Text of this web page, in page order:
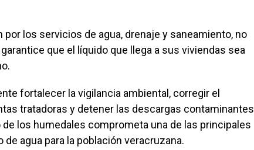
por los servicios de agua, drenaje y saneamiento, no
que el líquido que llega a sus viviendas sea
fortalecer la vigilancia ambiental, corregir el
tratadoras y detener las descargas contaminantes
los humedales comprometa una de las principales
agua para la población veracruzana.